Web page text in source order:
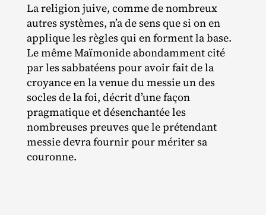
La religion juive, comme de nombreux
autres systèmes, n’a de sens que si on en
applique les règles qui en forment la base.
Le même Maïmonide abondamment cité
par les sabbatéens pour avoir fait de la
croyance en la venue du messie un des
socles de la foi, décrit d’une façon
pragmatique et désenchantée les
nombreuses preuves que le prétendant
messie devra fournir pour mériter sa
couronne.